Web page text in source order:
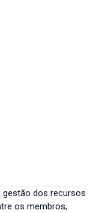
gestão dos recursos
os membros,